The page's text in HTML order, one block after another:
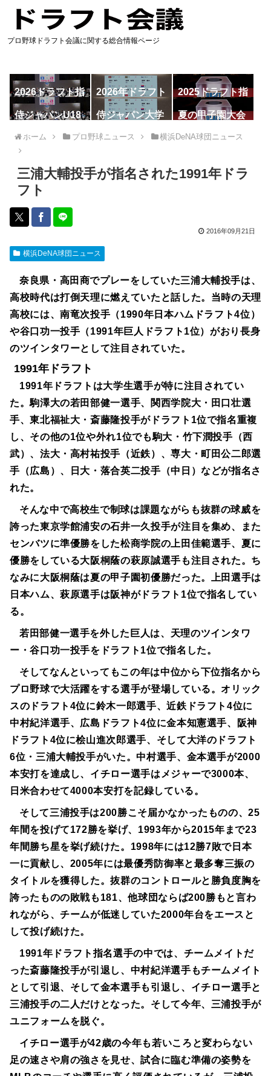
プロ野球ドラフト会議に関する総合情報ページ
2026ドラフト指
名予想
2026年ドラフト
候補
2025ドラフト指
名一覧
侍ジャパンU18
代表
侍ジャパン大学
代表
夏の甲子園大会
ホーム プロ野球ニュース 横浜DeNA球団ニュース
三浦大輔投手が指名された1991年ドラ
フト
2016年09月21日
横浜DeNA球団ニュース
奈良県・高田商でプレーをしていた三浦大輔投手は、
高校時代は打倒天理に燃えていたと話した。当時の天理
高校には、南竜次投手（1990年日本ハムドラフト4位）
や谷口功一投手（1991年巨人ドラフト1位）がおり長身
のツインタワーとして注目されていた。
1991年ドラフト
1991年ドラフトは大学生選手が特に注目されてい
た。駒澤大の若田部健一選手、関西学院大・田口壮選
手、東北福祉大・斎藤隆投手がドラフト1位で指名重複
し、その他の1位や外れ1位でも駒大・竹下潤投手（西
武）、法大・高村祐投手（近鉄）、専大・町田公二郎選
手（広島）、日大・落合英二投手（中日）などが指名さ
れた。
そんな中で高校生で制球は課題ながらも抜群の球威を
誇った東京学館浦安の石井一久投手が注目を集め、また
センバツに準優勝をした松商学院の上田佳範選手、夏に
優勝をしている大阪桐蔭の萩原誠選手も注目された。ち
なみに大阪桐蔭は夏の甲子園初優勝だった。上田選手は
日本ハム、萩原選手は阪神がドラフト1位で指名してい
る。
若田部健一選手を外した巨人は、天理のツインタワ
ー・谷口功一投手をドラフト1位で指名した。
そしてなんといってもこの年は中位から下位指名から
プロ野球で大活躍をする選手が登場している。オリック
スのドラフト4位に鈴木一郎選手、近鉄ドラフト4位に
中村紀洋選手、広島ドラフト4位に金本知憲選手、阪神
ドラフト4位に桧山進次郎選手、そして大洋のドラフト
6位・三浦大輔投手がいた。中村選手、金本選手が2000
本安打を達成し、イチロー選手はメジャーで3000本、
日米合わせて4000本安打を記録している。
そして三浦投手は200勝こそ届かなかったものの、25
年間を投げて172勝を挙げ、1993年から2015年まで23
年間勝ち星を挙げ続けた。1998年には12勝7敗で日本
一に貢献し、2005年には最優秀防御率と最多奪三振の
タイトルを獲得した。抜群のコントロールと勝負度胸を
誇ったものの敗戦も181、他球団ならば200勝もと言わ
れながら、チームが低迷していた2000年台をエースと
して投げ続けた。
1991年ドラフト指名選手の中では、チームメイトだ
った斎藤隆投手が引退し、中村紀洋選手もチームメイト
として引退、そして金本選手も引退し、イチロー選手と
三浦投手の二人だけとなった。そして今年、三浦投手が
ユニフォームを脱ぐ。
イチロー選手が42歳の今年も若いころと変わらない
足の速さや肩の強さを見せ、試合に臨む準備の姿勢を